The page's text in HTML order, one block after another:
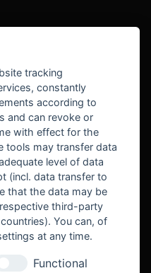
tracking
constantly
according to
and can revoke or
with effect for the
tools may transfer data
level of data
(incl. data transfer to
that the data may be
third-party
You can, of
at any time.
Functional